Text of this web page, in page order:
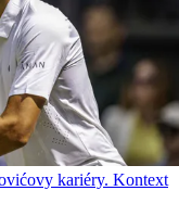
kariéry. Kontext